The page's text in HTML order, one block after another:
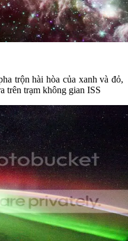
trộn hài hòa của xanh và đỏ,
trên trạm không gian ISS